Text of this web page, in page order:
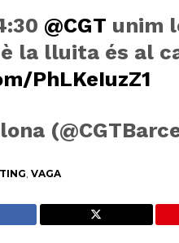
@CGT unim
la lluita és al
PhLKeIuzZ1
,VAGA